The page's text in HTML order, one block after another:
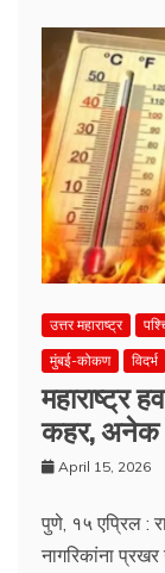
उत्तर महाराष्ट्र
मुंबई-कोकण
विदर्भ
महाराष्ट्र
कहर, अनेक
April 15, 2026
पुणे, १५ एप्रिल :
नागरिकांना